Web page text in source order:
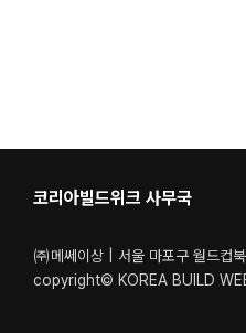
코리아빌드위크 사무국
㈜메쎄이상 | 서울 마포구 월드
copyright© KOREA BUILD